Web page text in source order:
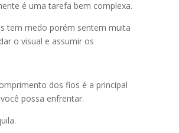
é uma tarefa bem complexa.
tem medo porém sentem muita
o visual e assumir os
dos fios é a principal
possa enfrentar.